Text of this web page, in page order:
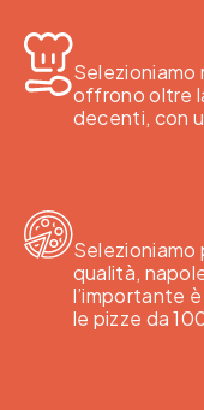
offrono oltre
decenti, con
Selezioniamo
qualità,
l’importante
le pizze da